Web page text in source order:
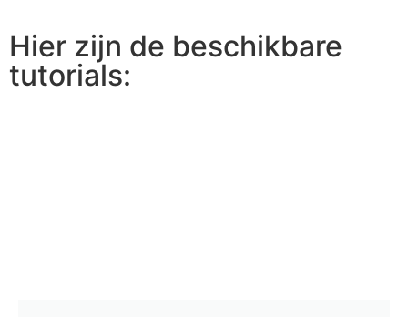
Hier zijn de beschikbare
tutorials: